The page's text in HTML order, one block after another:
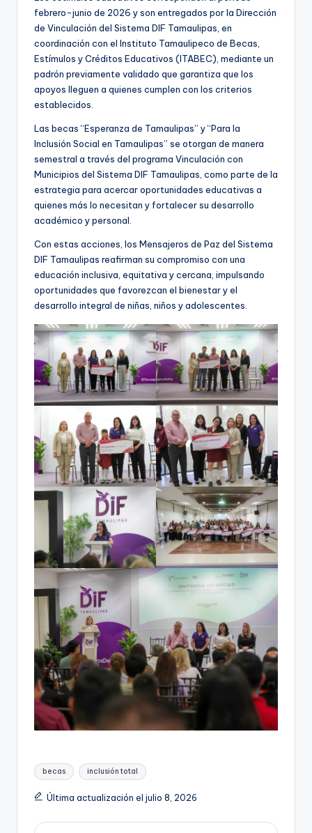
febrero-junio de 2026 y son entregados por la Dirección
de Vinculación del Sistema DIF Tamaulipas, en
coordinación con el Instituto Tamaulipeco de Becas,
Estímulos y Créditos Educativos (ITABEC), mediante un
padrón previamente validado que garantiza que los
apoyos lleguen a quienes cumplen con los criterios
establecidos.
Las becas “Esperanza de Tamaulipas” y “Para la
Inclusión Social en Tamaulipas” se otorgan de manera
semestral a través del programa Vinculación con
Municipios del Sistema DIF Tamaulipas, como parte de la
estrategia para acercar oportunidades educativas a
quienes más lo necesitan y fortalecer su desarrollo
académico y personal.
Con estas acciones, los Mensajeros de Paz del Sistema
DIF Tamaulipas reafirman su compromiso con una
educación inclusiva, equitativa y cercana, impulsando
oportunidades que favorezcan el bienestar y el
desarrollo integral de niñas, niños y adolescentes.
Etiquetas:
becas inclusión total
Última actualización el julio 8, 2026